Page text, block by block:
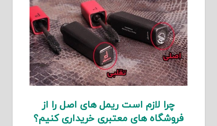
چرا لازم است ریمل های اصل را از
فروشگاه های معتبری خریداری کنیم؟